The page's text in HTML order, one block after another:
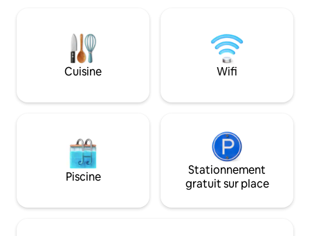
allez adorer : ✔ Climatisation et
chauffage dans chaque pièce ✔ Wi-Fi
ultra-rapide 200 Mbps+ - Idéal pour le
travail à distance ✔ Station de recharge
le garage ✔ Cuisine gastronomique
Main Street) ou
promenade le
au bout de la
indigènes et les
indulgente.
Cuisine Wifi
Piscine
Stationnement
gratuit sur place